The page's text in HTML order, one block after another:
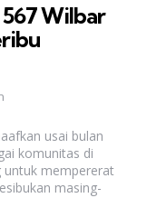
567 Wilbar
usai bulan
komunitas di
untuk mempererat
masing-